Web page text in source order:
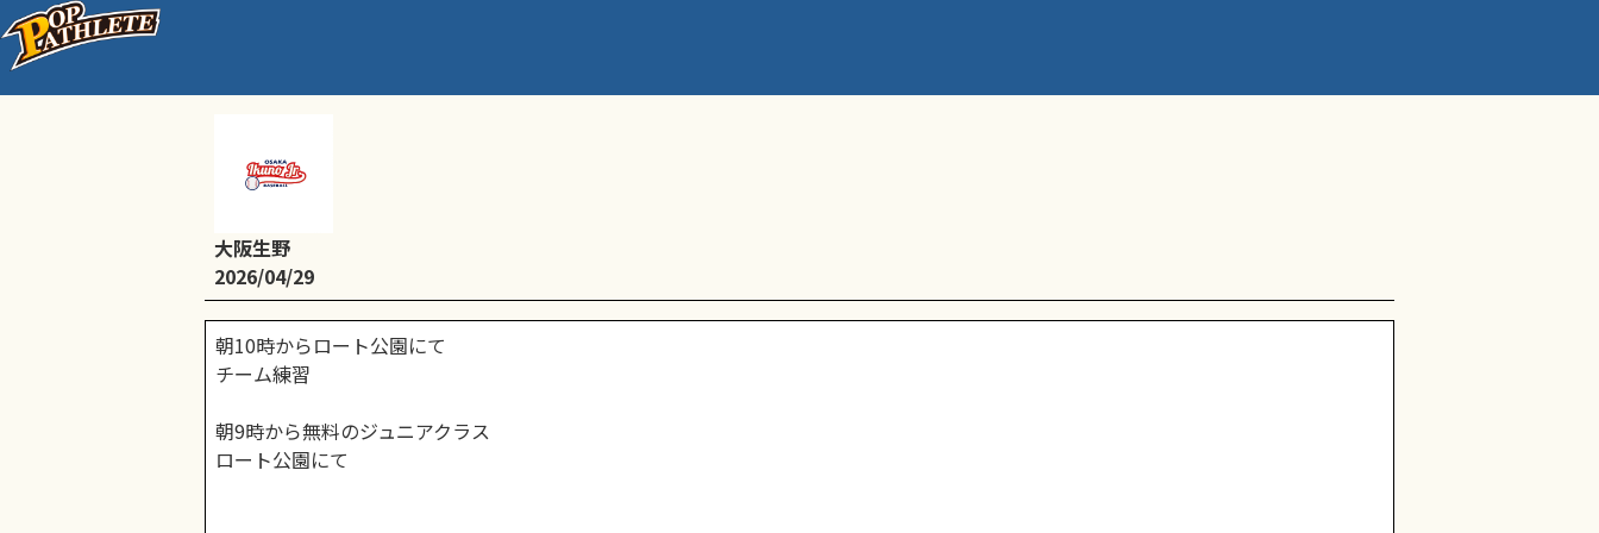
大阪生野
2026/04/29
朝10時からロート公園にて
チーム練習
朝9時から無料のジュニアクラス
ロート公園にて